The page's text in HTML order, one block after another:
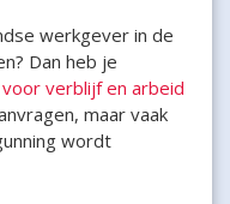
werkgever in de
Dan heb je
verblijf en arbeid
maar vaak
wordt